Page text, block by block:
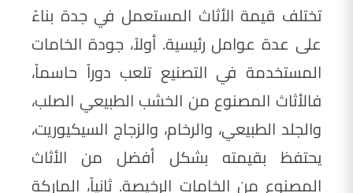
تختلف قيمة الأثاث المستعمل في جدة بناءً
على عدة عوامل رئيسية. أولاً، جودة الخامات
المستخدمة في التصنيع تلعب دوراً حاسماً،
فالأثاث المصنوع من الخشب الطبيعي الصلب،
والجلد الطبيعي، والرخام، والزجاج السيكيوريت،
يحتفظ بقيمته بشكل أفضل من الأثاث
المصنوع من الخامات الرخيصة. ثانياً، الماركة